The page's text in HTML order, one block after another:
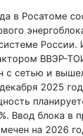
в Росатоме
России.
ВВЭР-
с сетью и
2025
Ввод блока в
на 2026